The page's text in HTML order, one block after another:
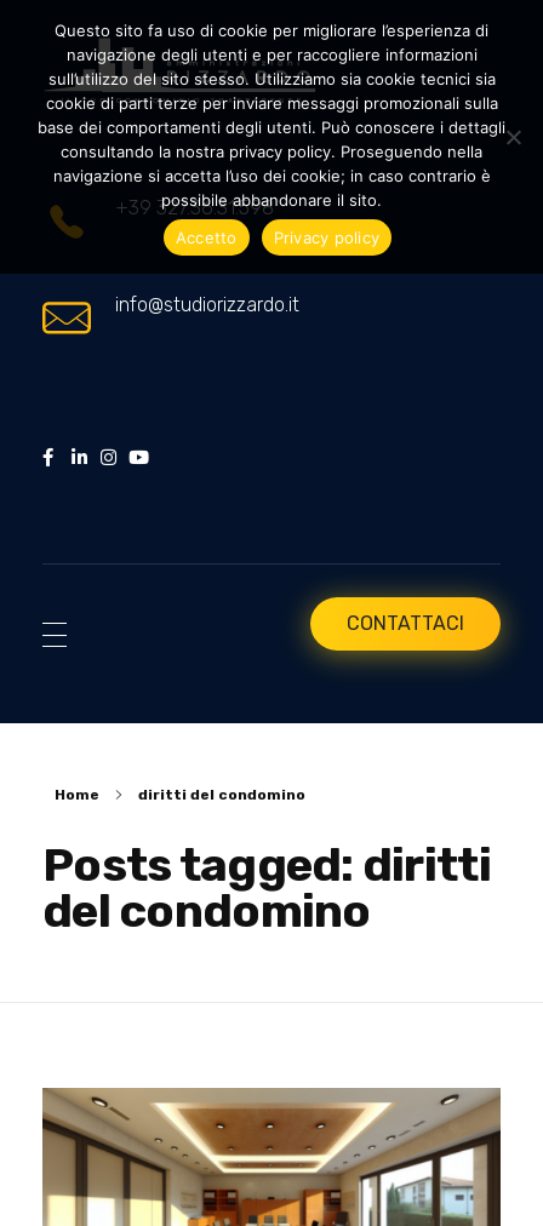
Amministrazioni Rizzardo
+39 327.36.31.598
info@studiorizzardo.it
CONTATTACI
Home diritti del condomino
Posts tagged: diritti
del condomino
Questo sito fa uso di cookie per migliorare l’esperienza di
navigazione degli utenti e per raccogliere informazioni
sull’utilizzo del sito stesso. Utilizziamo sia cookie tecnici sia
cookie di parti terze per inviare messaggi promozionali sulla
base dei comportamenti degli utenti. Può conoscere i dettagli
consultando la nostra privacy policy. Proseguendo nella
navigazione si accetta l’uso dei cookie; in caso contrario è
possibile abbandonare il sito.
Accetto
Privacy policy